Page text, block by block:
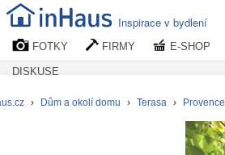
Inspirace v bydlení
FOTKY FIRMY E-SHOP
DISKUSE
› Dům a okolí domu › Terasa › Provence